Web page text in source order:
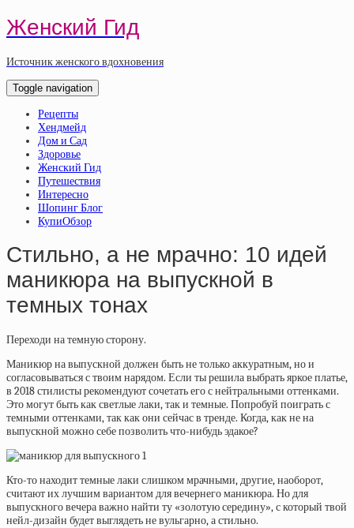
Женский Гид
Источник женского вдохновения
Toggle navigation
Рецепты
Хендмейд
Дом и Сад
Здоровье
Женский Гид
Путешествия
Интересно
Шопинг Блог
КупиОбзор
Стильно, а не мрачно: 10 идей
маникюра на выпускной в
темных тонах
Переходи на темную сторону.
Маникюр на выпускной должен быть не только аккуратным, но и
согласовываться с твоим нарядом. Если ты решила выбрать яркое платье,
в 2018 стилисты рекомендуют сочетать его с нейтральными оттенками.
Это могут быть как светлые лаки, так и темные. Попробуй поиграть с
темными оттенками, так как они сейчас в тренде. Когда, как не на
выпускной можно себе позволить что-нибудь эдакое?
Кто-то находит темные лаки слишком мрачными, другие, наоборот,
считают их лучшим вариантом для вечернего маникюра. Но для
выпускного вечера важно найти ту «золотую середину», с который твой
нейл-дизайн будет выглядеть не вульгарно, а стильно.